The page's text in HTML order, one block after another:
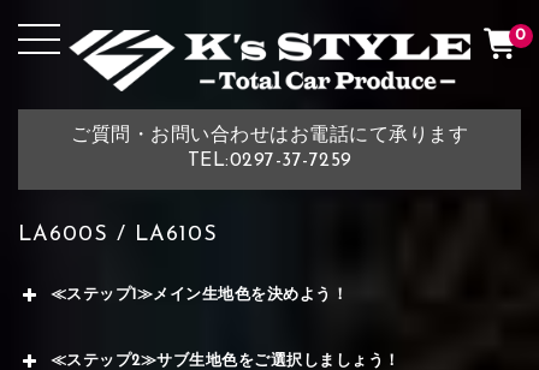
ご質問・お問い合わせはお電話にて承ります
TEL:0297-37-7259
0
LA600S / LA610S
≪ステップ1≫メイン生地色を決めよう！
≪ステップ2≫サブ生地色をご選択しましょう！